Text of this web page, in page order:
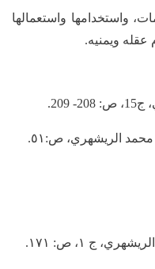
واستخدامها واستعمالها
ويمنيه.